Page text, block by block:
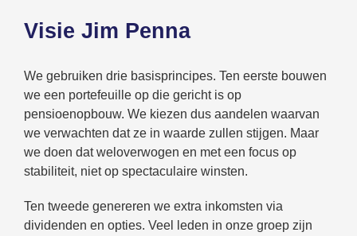
Visie Jim Penna
We gebruiken drie basisprincipes. Ten eerste bouwen
we een portefeuille op die gericht is op
pensioenopbouw. We kiezen dus aandelen waarvan
we verwachten dat ze in waarde zullen stijgen. Maar
we doen dat weloverwogen en met een focus op
stabiliteit, niet op spectaculaire winsten.
Ten tweede genereren we extra inkomsten via
dividenden en opties. Veel leden in onze groep zijn